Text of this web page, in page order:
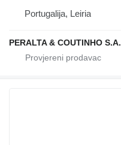
Portugalija, Leiria
PERALTA & COUTINHO S.A.